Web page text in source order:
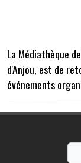
La Médiathèque
d'Anjou, est de
événements